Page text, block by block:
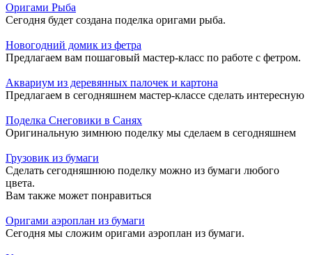
Оригами Рыба
Сегодня будет создана поделка оригами рыба.
Новогодний домик из фетра
Предлагаем вам пошаговый мастер-класс по работе с фетром.
Аквариум из деревянных палочек и картона
Предлагаем в сегодняшнем мастер-классе сделать интересную
Поделка Снеговики в Санях
Оригинальную зимнюю поделку мы сделаем в сегодняшнем
Грузовик из бумаги
Сделать сегодняшнюю поделку можно из бумаги любого
цвета.
Вам также может понравиться
Оригами аэроплан из бумаги
Сегодня мы сложим оригами аэроплан из бумаги.